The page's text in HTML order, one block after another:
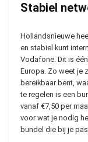
Stabiel
Hollandsnieuwe
en stabiel kunt
Vodafone. Dit is
Europa. Zo weet je
bereikbaar bent,
te regelen is een
vanaf €7,50 per
voor wat je nodig
bundel die bij je